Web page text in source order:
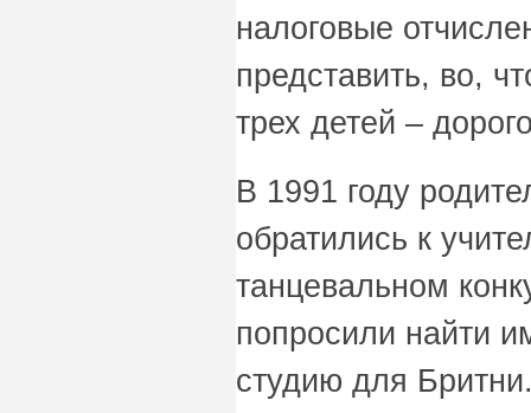
налоговые
представить, во,
трех детей –
В 1991 году
обратились к
танцевальном
попросили найти
студию для